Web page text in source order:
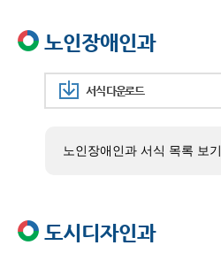
노인장애인과
서식 다운로드
노인장애인과 서식 목록 보기
도시디자인과